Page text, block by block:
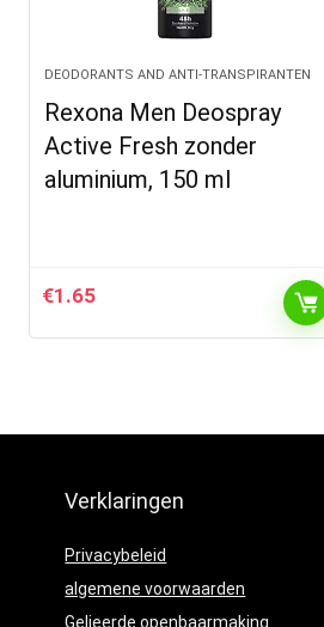
DEODORANTS AND ANTI-TRANSPIRANTEN
Rexona Men Deospray
Active Fresh zonder
aluminium, 150 ml
€1.65
Verklaringen
Privacybeleid
algemene voorwaarden
Gelieerde openbaarmaking